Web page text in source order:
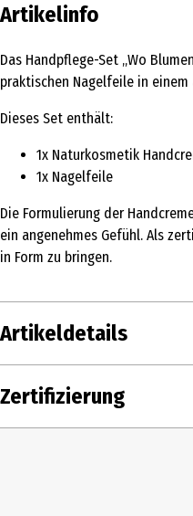
Artikelinfo
Das Handpflege-Set „Wo
praktischen Nagelfeile in einem
Dieses Set enthält:
1x Naturkosmetik
1x Nagelfeile
Die Formulierung der
ein angenehmes Gefühl. Als
in Form zu bringen.
Artikeldetails
Inhalt
Produkttyp
Zertifizierung